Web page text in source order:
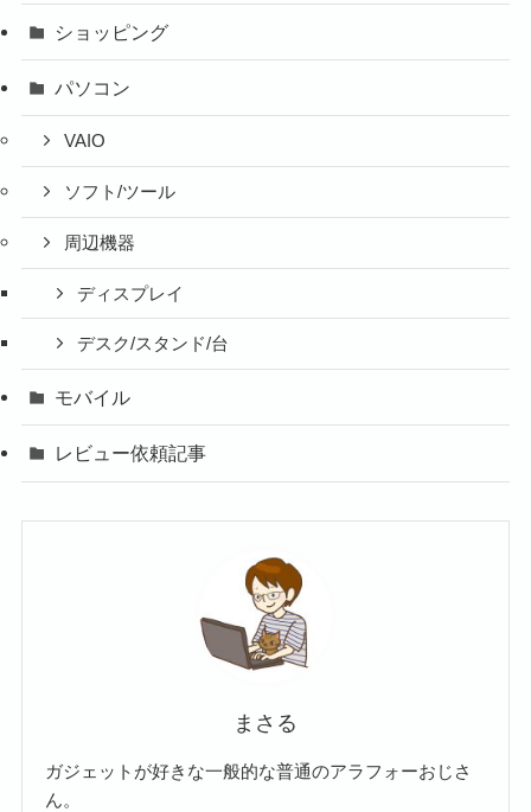
ショッピング
パソコン
VAIO
ソフト/ツール
周辺機器
ディスプレイ
デスク/スタンド/台
モバイル
レビュー依頼記事
まさる
ガジェットが好きな一般的な普通のアラフォーおじさ
ん。